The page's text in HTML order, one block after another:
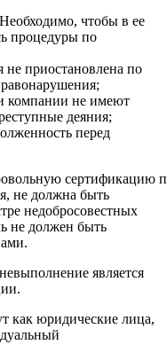
чтобы в ее
процедуры по
не приостановлена по
компании не имеют
деяния;
перед
сертификацию
не должна быть
недобросовестных
не должен быть
является
как юридические лица,